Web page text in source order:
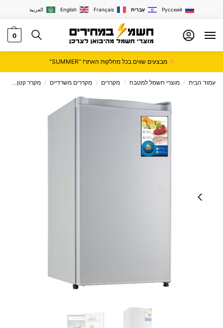
العربية English Français עִבְרִית Русский
0
מבצעים שווים בכל מחלקות האתר! "SUMMER"
עמוד הבית / מוצרי חשמל למטבח / מקררים / מקררים משרדיים / מקרר קטן